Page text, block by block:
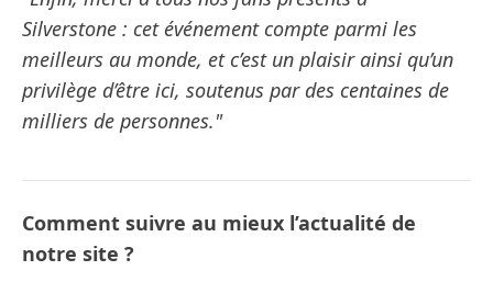
Silverstone : cet événement compte parmi les
meilleurs au monde, et c’est un plaisir ainsi qu’un
privilège d’être ici, soutenus par des centaines de
milliers de personnes."
Comment suivre au mieux l’actualité de
notre site ?